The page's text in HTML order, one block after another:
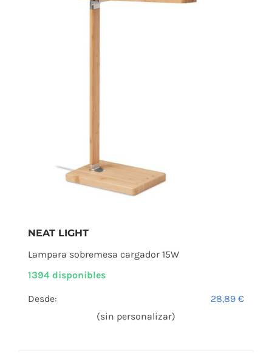
NEAT LIGHT
Lampara sobremesa cargador 15W
1394 disponibles
Desde: 28,89€
(sin personalizar)